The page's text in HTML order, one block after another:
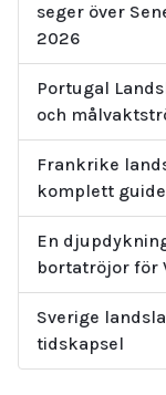
seger över
2026
Portugal
och
Frankrike
komplett
En
bortatröjor för
Sverige
tidskapsel